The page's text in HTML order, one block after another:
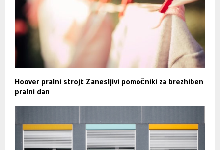
Hoover pralni stroji: Zanesljivi pomočniki za brezhiben
pralni dan